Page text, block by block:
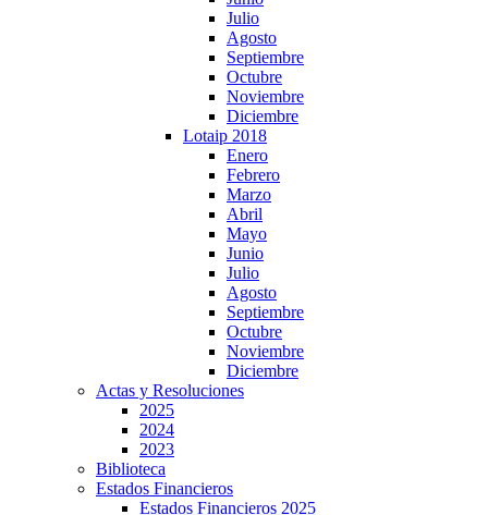
Julio
Agosto
Septiembre
Octubre
Noviembre
Diciembre
Lotaip 2018
Enero
Febrero
Marzo
Abril
Mayo
Junio
Julio
Agosto
Septiembre
Octubre
Noviembre
Diciembre
Actas y Resoluciones
2025
2024
2023
Biblioteca
Estados Financieros
Estados Financieros 2025